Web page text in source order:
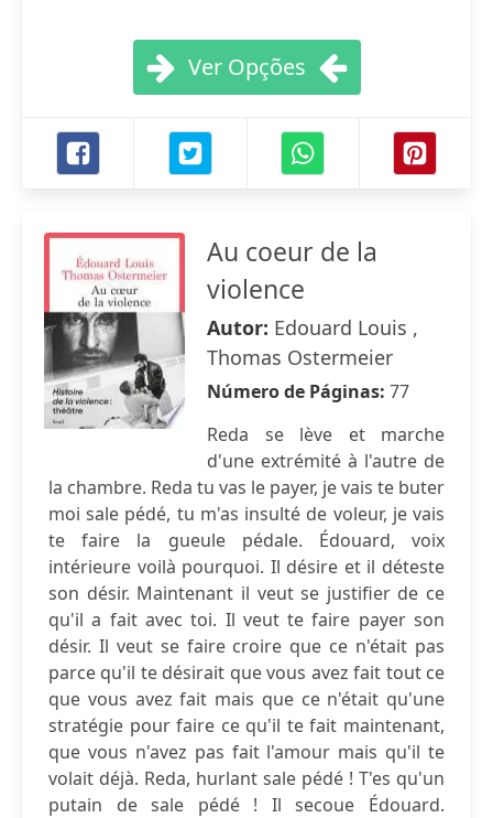
Ver Opções
Au coeur de la
violence
Autor: Edouard Louis ,
Thomas Ostermeier
Número de Páginas: 77
Reda se lève et marche
d'une extrémité à l'autre de
la chambre. Reda tu vas le payer, je vais te buter
moi sale pédé, tu m'as insulté de voleur, je vais
te faire la gueule pédale. Édouard, voix
intérieure voilà pourquoi. Il désire et il déteste
son désir. Maintenant il veut se justifier de ce
qu'il a fait avec toi. Il veut te faire payer son
désir. Il veut se faire croire que ce n'était pas
parce qu'il te désirait que vous avez fait tout ce
que vous avez fait mais que ce n'était qu'une
stratégie pour faire ce qu'il te fait maintenant,
que vous n'avez pas fait l'amour mais qu'il te
volait déjà. Reda, hurlant sale pédé ! T'es qu'un
putain de sale pédé ! Il secoue Édouard.